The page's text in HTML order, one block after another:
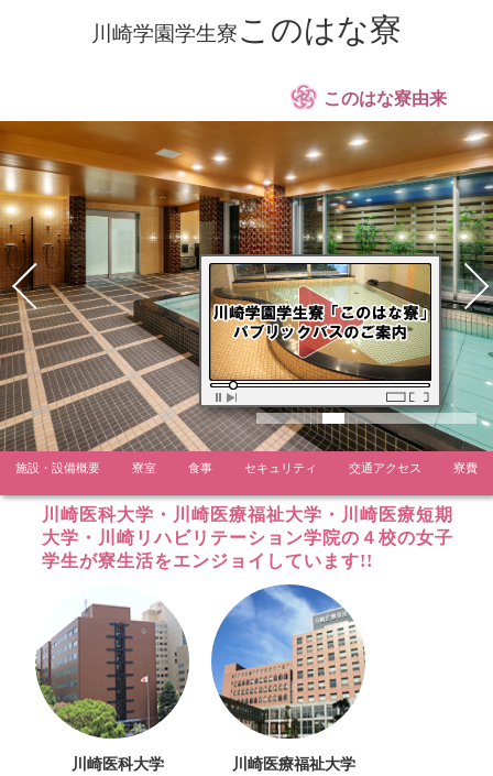
川崎学園学生寮このはな寮
このはな寮由来
施設・設備概要 寮室 食事 セキュリティ 交通アクセス 寮費
川崎医科大学・川崎医療福祉大学・川崎医療短期
大学・川崎リハビリテーション学院の ４校の女子
学生が寮生活をエンジョイしています!!
川崎医科大学 川崎医療福祉大学